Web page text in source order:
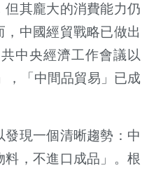
但其龐大的消費能力仍
中國經貿戰略已做出
中央經濟工作會議以
，「中間品貿易」已成
現一個清晰趨勢：中
料，不進口成品」。根